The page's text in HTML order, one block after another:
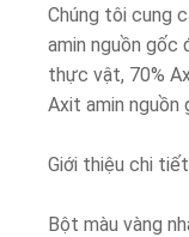
Chúng tôi cung
amin nguồn gốc
thực vật, 70%
Axit amin
Giới thiệu chi tiết
Bột màu vàng